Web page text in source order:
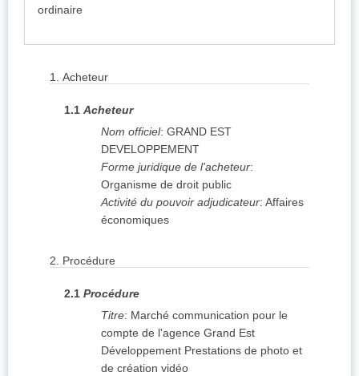
ordinaire
1. Acheteur
1.1 Acheteur
Nom officiel: GRAND EST
DEVELOPPEMENT
Forme juridique de l'acheteur:
Organisme de droit public
Activité du pouvoir adjudicateur: Affaires
économiques
2. Procédure
2.1 Procédure
Titre: Marché communication pour le
compte de l'agence Grand Est
Développement Prestations de photo et
de création vidéo